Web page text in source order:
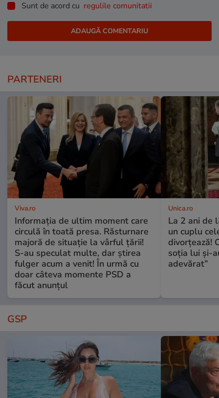
Sunt de acord cu regulile comunitatii
PARTENERI
Viva.ro
Informația de ultim moment care
circulă în toată presa. Răsturnare
majoră de situație la vârful țării!
S-au speculat multe, dar știrea
fulger acum a venit! În urmă cu
doar câteva momente PSD a
făcut anunțul
Unica.ro
La 2 ani de
un cuplu
divorțează!
soția lui și-
adevărat”
GSP